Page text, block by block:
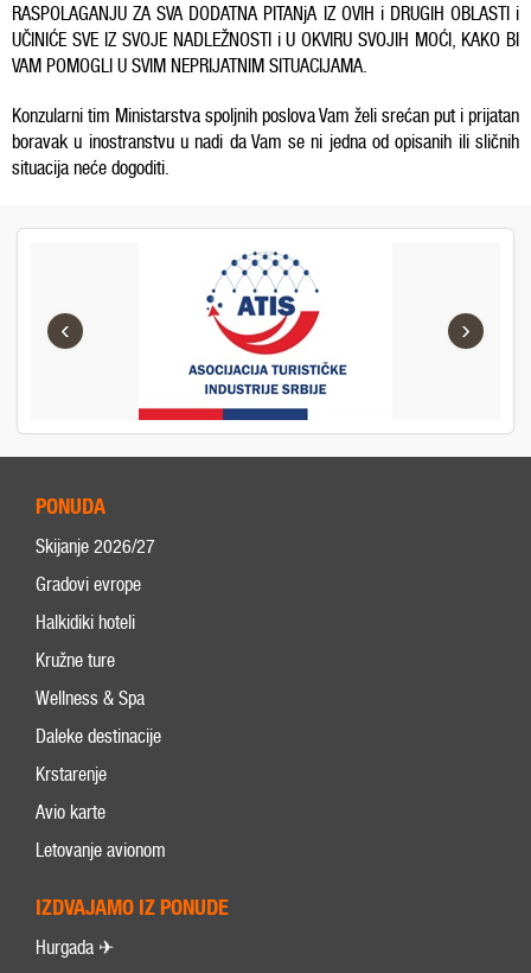
RASPOLAGANJU ZA SVA DODATNA PITANjA IZ OVIH i DRUGIH OBLASTI i
UČINIĆE SVE IZ SVOJE NADLEŽNOSTI i U OKVIRU SVOJIH MOĆI, KAKO BI
VAM POMOGLI U SVIM NEPRIJATNIM SITUACIJAMA.
Konzularni tim Ministarstva spoljnih poslova Vam želi srećan put i prijatan
boravak u inostranstvu u nadi da Vam se ni jedna od opisanih ili sličnih
situacija neće dogoditi.
‹ ›
PONUDA
Skijanje 2026/27
Gradovi evrope
Halkidiki hoteli
Kružne ture
Wellness & Spa
Daleke destinacije
Krstarenje
Avio karte
Letovanje avionom
IZDVAJAMO IZ PONUDE
Hurgada ✈